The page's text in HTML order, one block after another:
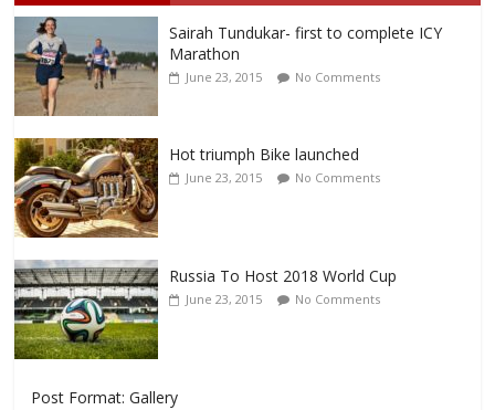
Sairah Tundukar- first to complete ICY
Marathon
June 23, 2015 No Comments
Hot triumph Bike launched
June 23, 2015 No Comments
Russia To Host 2018 World Cup
June 23, 2015 No Comments
Post Format: Gallery